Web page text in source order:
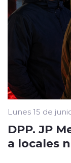
Lunes 15 de
DPP. JP
a locales